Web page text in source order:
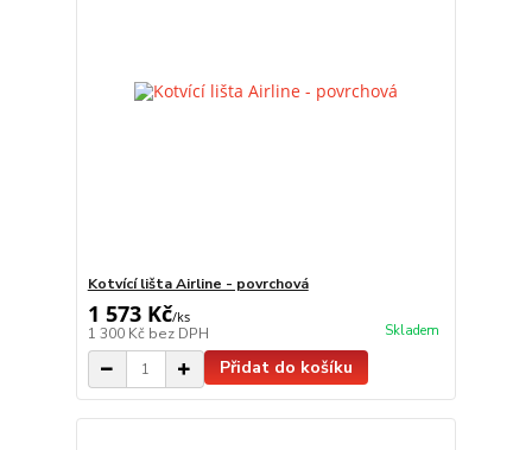
Kotvící lišta Airline - povrchová
1 573 Kč/ks
1 300 Kč bez DPH Skladem
Přidat do košíku